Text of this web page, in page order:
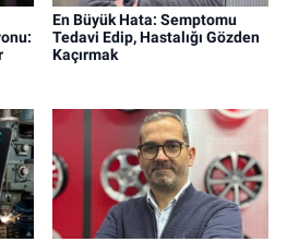
En Büyük Hata: Semptomu
Tedavi Edip, Hastalığı Gözden
Kaçırmak